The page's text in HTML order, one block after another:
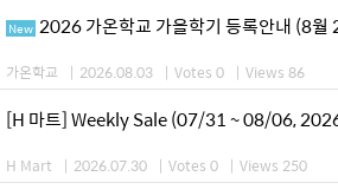
New 2026 가온학교 가을학기 등록안내 (8월
가온학교 | 2026.08.03 | Votes 0 | Views 86
[H 마트] Weekly Sale (07/31 ~ 08/06,
H Mart | 2026.07.30 | Votes 0 | Views 250